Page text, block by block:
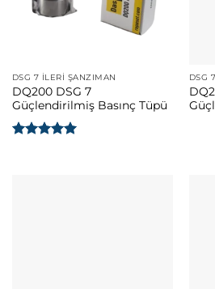
DSG 7 İLERI ŞANZIMAN
DQ200 DSG 7
Güçlendirilmiş Basınç Tüpü
DSG